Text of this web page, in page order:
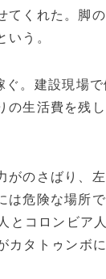
くれた。脚
う。
。建設現場
生活費を残
のさばり、
危険な場所
とコロンビア
カタトゥンボに